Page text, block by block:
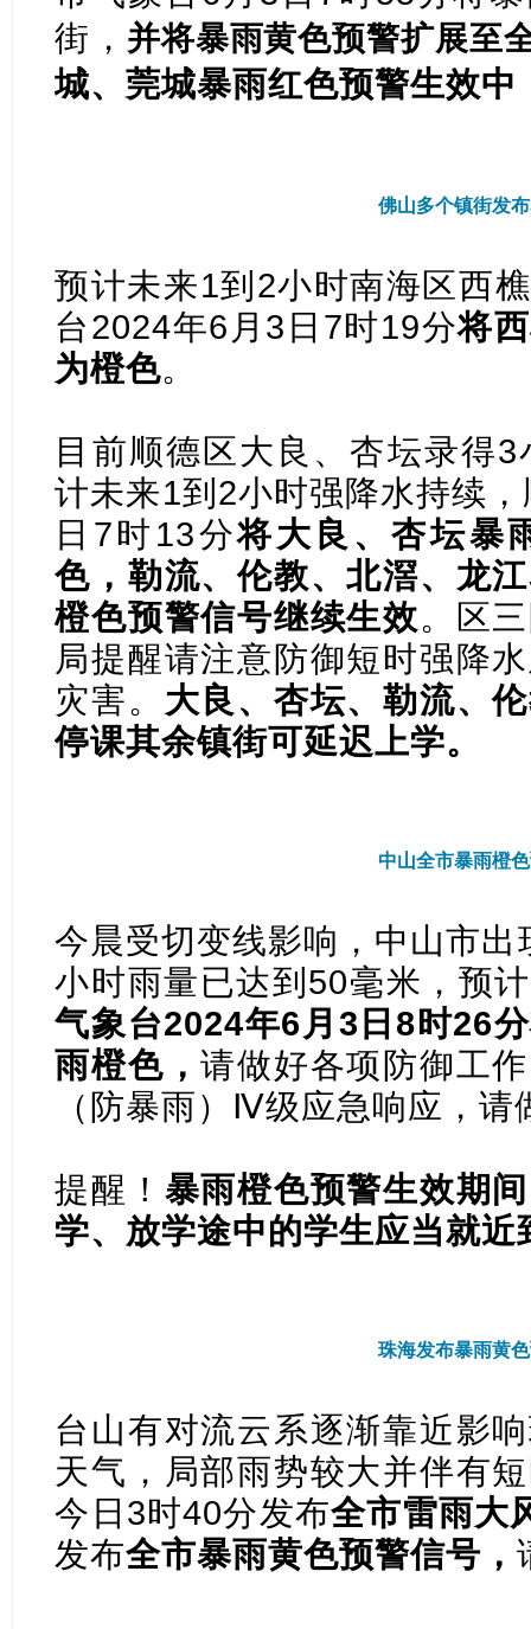
街， 并将暴雨黄色预警扩展至
城、莞城暴雨红色预警生效中
佛山多个镇街发
预计未来1到2小时南海区西
台2024年6月3日7时19分将
为橙色。
目前顺德区大良、杏坛录得
计未来1到2小时强降水持续
日7时13分将大良、杏坛暴
色， 勒流、伦教、北滘、龙
橙色预警信号继续生效。区
局提醒请注意防御短时强降
灾害。 大良、杏坛、勒流、
停课其余镇街可延迟上学。
中山全市暴雨橙
今晨受切变线影响，中山市
小时雨量已达到50毫米，预
气象台2024年6月3日8时26
雨橙色，请做好各项防御工
（防暴雨）Ⅳ级应急响应，
提醒！ 暴雨橙色预警生效期
学、放学途中的学生应当就
珠海发布暴雨黄
台山有对流云系逐渐靠近影
天气，局部雨势较大并伴有
今日3时40分发布全市雷雨大
发布全市暴雨黄色预警信号，